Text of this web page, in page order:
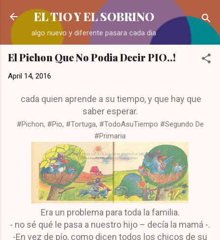
Skip to main content
EL TIO Y EL SOBRINO
algo nuevo y diferente pasara cada dia
El Pichon Que No Podia Decir PIO..!
April 14, 2016
cada quien aprende a su tiempo, y que hay que
saber esperar.
#Pichon, #Pio, #Tortuga, #TodoAsuTiempo #Segundo De
#Primaria
Era un problema para toda la familia.
- no sé qué le pasa a nuestro hijo – decía la mamá -.
-En vez de pío, como dicen todos los chicos de su